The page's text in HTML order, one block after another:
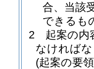
合、当該
できるも
2
起案の内
なければ
(起案の要